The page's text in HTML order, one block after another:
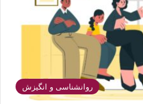
روانشناسی و انگیزش